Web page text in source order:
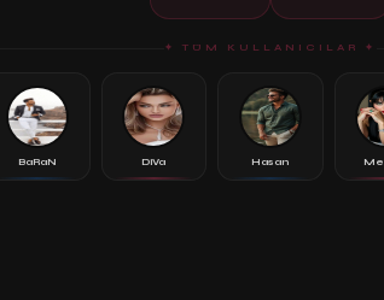
✦ TÜM KULLANICILAR ✦
BaRaN DiVa Hasan